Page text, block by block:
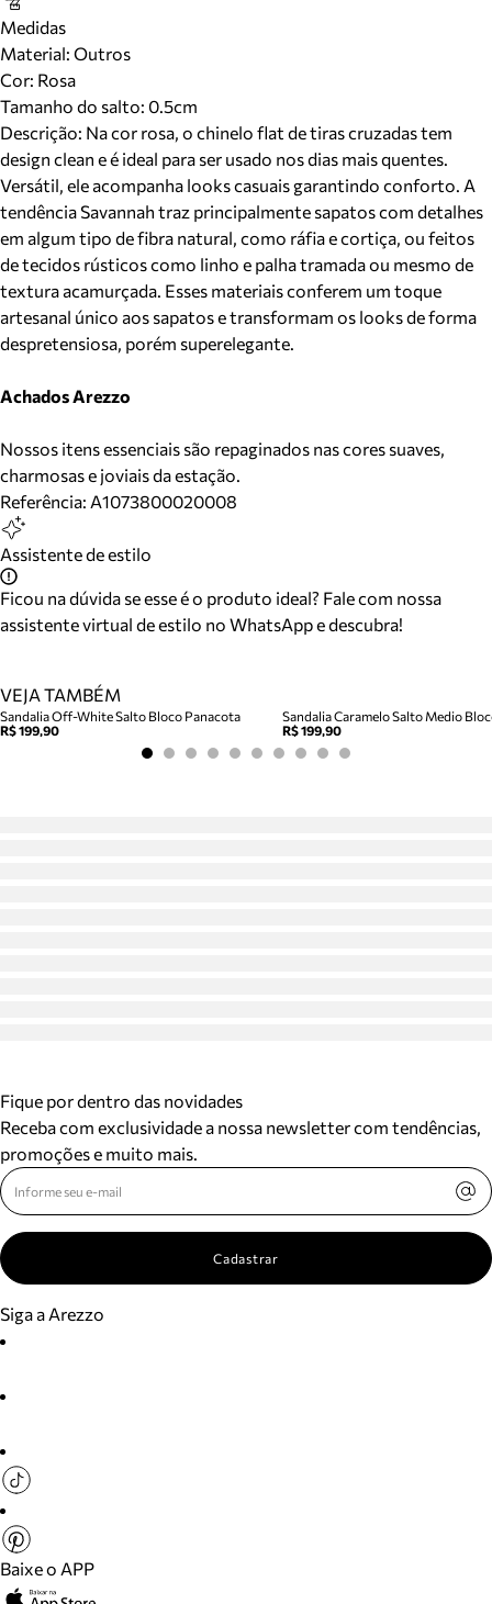
Medidas
Material: Outros
Cor: Rosa
Tamanho do salto: 0.5cm
Descrição: Na cor rosa, o chinelo flat de tiras cruzadas tem
design clean e é ideal para ser usado nos dias mais quentes.
Versátil, ele acompanha looks casuais garantindo conforto. A
tendência Savannah traz principalmente sapatos com detalhes
em algum tipo de fibra natural, como ráfia e cortiça, ou feitos
de tecidos rústicos como linho e palha tramada ou mesmo de
textura acamurçada. Esses materiais conferem um toque
artesanal único aos sapatos e transformam os looks de forma
despretensiosa, porém superelegante.
Achados Arezzo
Nossos itens essenciais são repaginados nas cores suaves,
charmosas e joviais da estação.
Referência: A1073800020008
Assistente de estilo
Ficou na dúvida se esse é o produto ideal? Fale com nossa
assistente virtual de estilo no WhatsApp e descubra!
VEJA TAMBÉM
Sandalia Off-White Salto Bloco Panacota
R$ 199,90
R$ 199,90
Fique por dentro das novidades
Receba com exclusividade a nossa newsletter com tendências,
promoções e muito mais.
Cadastrar
Siga a Arezzo
Baixe o APP